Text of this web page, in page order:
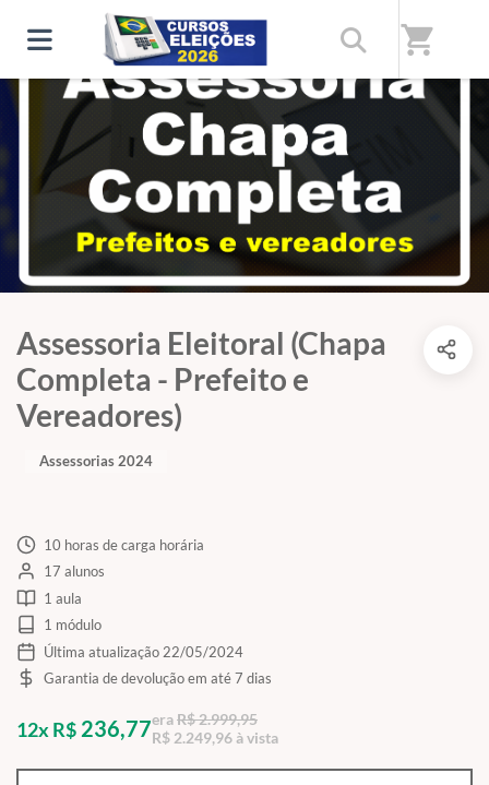
shopping_cart
Assessoria Eleitoral (Chapa
Completa - Prefeito e
Vereadores)
Assessorias 2024
10 horas de carga horária
17 alunos
1 aula
1 módulo
Última atualização 22/05/2024
Garantia de devolução em até 7 dias
12x R$ 236,77eraR$ 2.999,95
R$ 2.249,96 à vista